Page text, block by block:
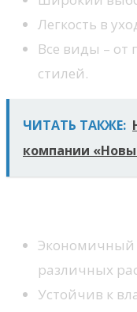
Легкость в
Все виды – от
стилей.
ЧИТАТЬ ТАКЖЕ:
компании
Экономичный
различных
Устойчив к